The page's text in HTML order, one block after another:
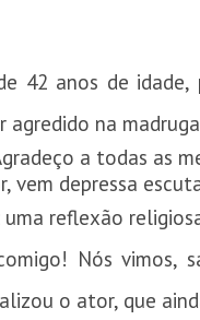
42 anos de
agredido na
a todas as
vem depressa
reflexão
Nós vimos,
o ator, que